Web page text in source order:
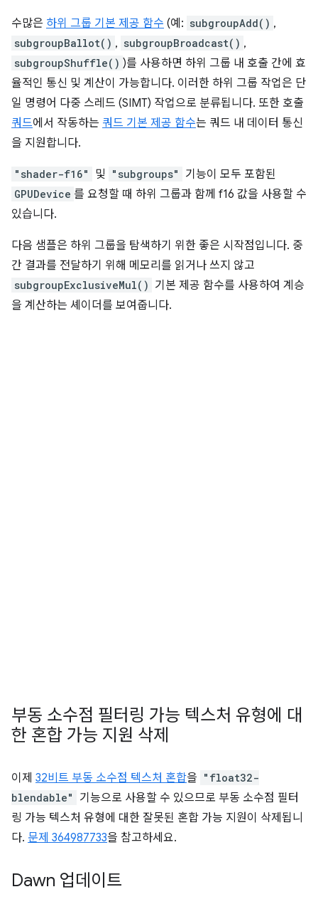
수많은 하위 그룹 기본 제공 함수 (예: subgroupAdd() ,
subgroupBallot() , subgroupBroadcast() ,
subgroupShuffle() )를 사용하면 하위 그룹 내 호출 간에 효
율적인 통신 및 계산이 가능합니다. 이러한 하위 그룹 작업은 단
일 명령어 다중 스레드 (SIMT) 작업으로 분류됩니다. 또한 호출
쿼드에서 작동하는 쿼드 기본 제공 함수는 쿼드 내 데이터 통신
을 지원합니다.
"shader-f16" 및 "subgroups" 기능이 모두 포함된
GPUDevice 를 요청할 때 하위 그룹과 함께 f16 값을 사용할 수
있습니다.
다음 샘플은 하위 그룹을 탐색하기 위한 좋은 시작점입니다. 중
간 결과를 전달하기 위해 메모리를 읽거나 쓰지 않고
subgroupExclusiveMul() 기본 제공 함수를 사용하여 계승
을 계산하는 셰이더를 보여줍니다.
부동 소수점 필터링 가능 텍스처 유형에 대
한 혼합 가능 지원 삭제
이제 32비트 부동 소수점 텍스처 혼합을 "float32-
blendable"
기능으로 사용할 수 있으므로 부동 소수점 필터
링 가능 텍스처 유형에 대한 잘못된 혼합 가능 지원이 삭제됩니
다. 문제 364987733을 참고하세요.
Dawn 업데이트